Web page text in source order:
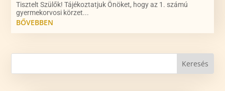
Tisztelt Szülők! Tájékoztatjuk Önöket, hogy az 1. számú
gyermekorvosi körzet...
BŐVEBBEN